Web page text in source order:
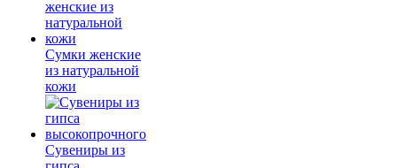
Сумки женские
из натуральной
кожи
Сувениры из